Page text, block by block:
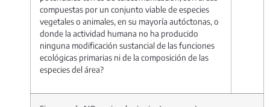
compuestas por un conjunto viable de especies
vegetales o animales, en su mayoría autóctonas, o
donde la actividad humana no ha producido
ninguna modificación sustancial de las funciones
ecológicas primarias ni de la composición de las
especies del área?